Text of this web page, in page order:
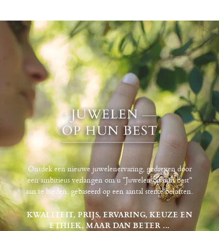
Ontdek een nieuwe juwelenervaring, gedreven door
een ambitieus verlangen om u "Juwelen op hun best"
aan te bieden, gebaseerd op een aantal sterke beloften.
KWALITEIT, PRIJS, ERVARING, KEUZE EN
ETHIEK, MAAR DAN BETER ...